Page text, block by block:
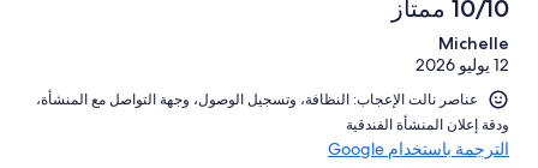
10/10 ممتاز
Michelle
12 يوليو 2026
عناصر نالت الإعجاب: ⁦النظافة⁩، و⁦تسجيل الوصول⁩، و⁦جهة التواصل مع المنشأة⁩،
و⁦دقة إعلان المنشأة الفندقية⁩
الترجمة باستخدام Google